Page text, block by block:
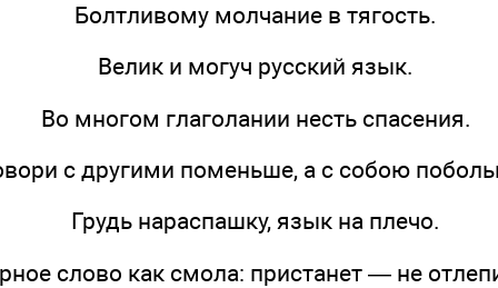
Болтливому молчание в тягость.
Велик и могуч русский язык.
Во многом глаголании несть спасения.
с другими поменьше, а с собою
Грудь нараспашку, язык на плечо.
слово как смола: пристанет — не